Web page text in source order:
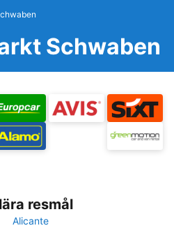
Schwaben
resmål
Alicante